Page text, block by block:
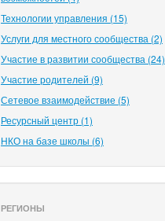
Технологии управления (15)
Услуги для местного сообщества (2)
Участие в развитии сообщества (24)
Участие родителей (9)
Сетевое взаимодействие (5)
Ресурсный центр (1)
НКО на базе школы (6)
РЕГИОНЫ